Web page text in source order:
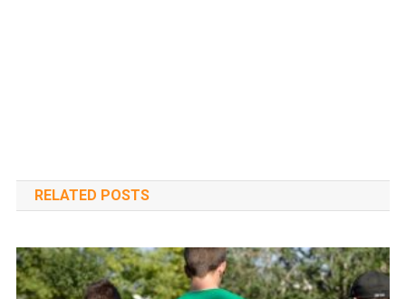
RELATED POSTS